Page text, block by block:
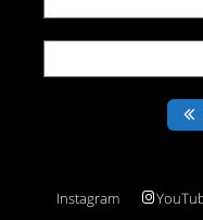
Instagram